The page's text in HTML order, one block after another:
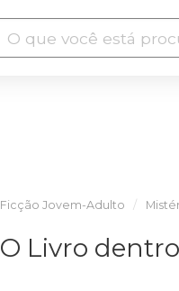
Ficção Jovem-Adulto
O Livro